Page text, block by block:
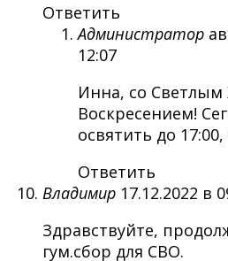
Ответить
Администратор
12:07
Инна, со
Воскресением!
освятить до
Ответить
Владимир 17.12.2022 в
Здравствуйте,
гум.сбор для СВО.